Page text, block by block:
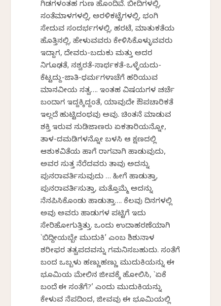
ಗಿಡಗಳಂತಹ ಗುಣ ಹೊಂದಿವೆ. ಬೀದಿಗಳಲ್ಲಿ,
ಸಂತೆಮಾಳಗಳಲ್ಲಿ, ಅರಳಿಕಟ್ಟೆಗಳಲ್ಲಿ, ಭಂಗಿ
ಸೇದುವ ಸಂದರ್ಭಗಳಲ್ಲಿ, ಹರಟೆ, ಮಾತುಕತೆಯ
ಹೊತ್ತಿನಲ್ಲಿ, ಹೇಳುವವರು ಕೇಳಿಸಿಕೊಳ್ಳುವವರು
ಇದ್ದಾಗ, ದೇವರು-ಬದುಕು ಮತ್ತು ಅದರ
ನಿಗೂಢತೆ, ನಶ್ವರತೆ-ಸಾರ್ಥಕತೆ-ಒಳ್ಳೆಯದು-
ಕೆಟ್ಟದ್ದು-ಜಾತಿ-ಧರ್ಮಗಳಾಚೆಗೆ ಹರಿಯುವ
ಮಾನವೀಯ ಸತ್ವ…. ಇಂತಹ ವಿಷಯಗಳ ಚರ್ಚೆ
ಬಂದಾಗ ಇದ್ದಕ್ಕಿದ್ದಂತೆ, ಯಾವುದೇ ಔಪಚಾರಿಕತೆ
ಇಲ್ಲದೆ ಹುಟ್ಟಿದಂಥವು ಅವು. ಚಿಂತನೆ ಮಾಡುವ
ಶಕ್ತಿ ಇರುವ ನುಡಿಜಾಣರು ಏಕತಾರಿಯನ್ನೋ,
ತಾಳ-ದಮಡಿಗಳನ್ನೋ ಬಳಸಿ ಆ ಕ್ಷಣದಲ್ಲಿ
ಆಶುಕವಿತೆಯ ಹಾಗೆ ರಾಗವಾಗಿ ಹಾಡುವುದು,
ಅವರ ಸುತ್ತ ನೆರೆದವರು ತಾವು ಅದನ್ನು
ಪುನರಾವರ್ತಿಸುವುದು … ಹೀಗೆ ಹಾಡುತ್ತಾ,
ಪುನರಾವರ್ತಿಸುತ್ತಾ, ಮತ್ತೊಮ್ಮೆ ಅದನ್ನು
ನೆನಪಿಸಿಕೊಂಡು ಹಾಡುತ್ತಾ…. ಕೆಲವು ದಿನಗಳಲ್ಲಿ
ಅವು ಅವರು ಹಾಡುಗಳ ಪಟ್ಟಿಗೆ ಇದು
ಸೇರಿಹೋಗುತ್ತಿತ್ತು. ಒಂದು ಉದಾಹರಣೆಯಾಗಿ
`ಬಿದ್ದೀಯಬ್ಬೇ ಮುದುಕಿ’ ಎಂಬ ಶಿಶುನಾಳ
ಶರೀಫರ ತತ್ವಪದವನ್ನು ಗಮನಿಸಬಹುದು. ಸಂತೆಗೆ
ಬಂದ ಒಬ್ಬಳು ಹಣ್ಣುಹಣ್ಣು ಮುದುಕಿಯನ್ನು ಈ
ಭೂಮಿಯ ಮೇಲಿನ ಜೀವಕ್ಕೆ ಹೋಲಿಸಿ, `ಏಕೆ
ಬಂದೆ ಈ ಸಂತೆಗೆ?’ ಎಂದು ಮುದುಕಿಯನ್ನು
ಕೇಳುವ ನೆಪದಿಂದ, ಜೀವವು ಈ ಭೂಮಿಯಲ್ಲಿ